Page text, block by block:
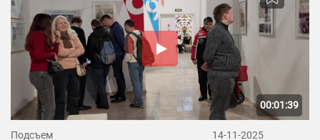
00:01:39
Подсъем 14-11-2025